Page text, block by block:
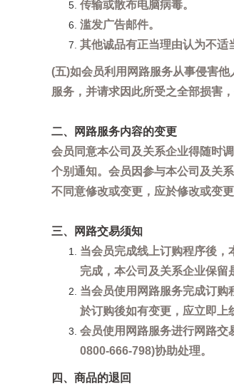
传输或散布电脑病毒。
滥发广告邮件。
其他诚品有正当理由认为不适
(五)如会员利用网路服务从事侵害
服务，并请求因此所受之全部损害
二、网路服务内容的变更
会员同意本公司及关系企业得随时
个别通知。会员因参与本公司及关
不同意修改或变更，应於修改或变
三、网路交易须知
当会员完成线上订购程序後
完成，本公司及关系企业保留
当会员使用网路服务完成订购
於订购後如有变更，应立即上
会员使用网路服务进行网路交
0800-666-798)协助处理。
四、商品的退回